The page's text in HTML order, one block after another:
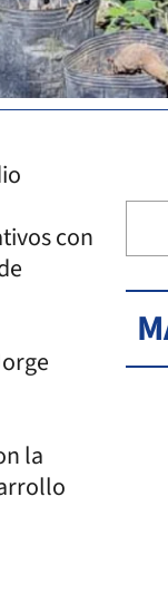
con
la